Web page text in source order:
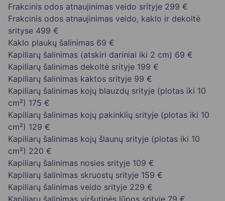
Frakcinis odos atnaujinimas veido srityje 299 €
Frakcinis odos atnaujinimas veido, kaklo ir dekoltė
srityse 499 €
Kaklo plaukų šalinimas 69 €
Kapiliarų šalinimas (atskiri dariniai iki 2 cm) 69 €
Kapiliarų šalinimas dekoltė srityje 199 €
Kapiliarų šalinimas kaktos srityje 99 €
Kapiliarų šalinimas kojų blauzdų srityje (plotas iki 10
cm²) 175 €
Kapiliarų šalinimas kojų pakinklių srityje (plotas iki 10
cm²) 129 €
Kapiliarų šalinimas kojų šlaunų srityje (plotas iki 10
cm²) 220 €
Kapiliarų šalinimas nosies srityje 109 €
Kapiliarų šalinimas skruostų srityje 159 €
Kapiliarų šalinimas veido srityje 229 €
Kapiliarų šalinimas viršutinės lūpos srityje 79 €